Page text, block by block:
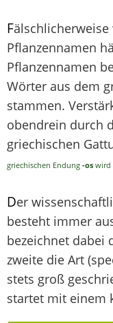
F
Pflanzennamen
Pflanzennamen
Wörter aus dem
stammen.
obendrein durch
griechischen
griechischen Endung -os wird
Der
besteht immer
bezeichnet dabei
zweite die Art
stets groß
startet mit einem